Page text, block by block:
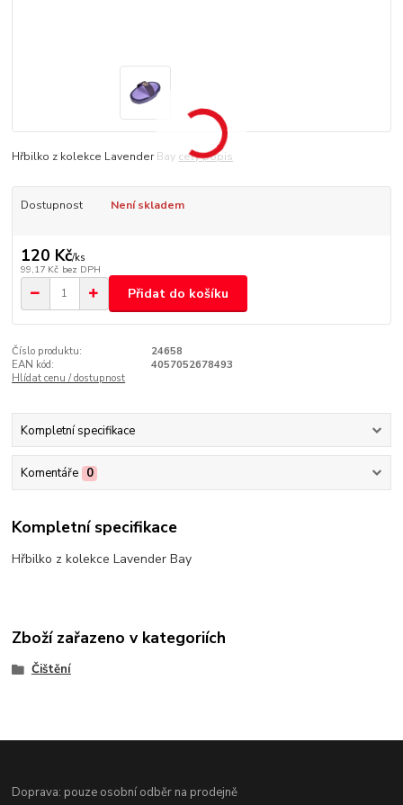
Hřbilko z kolekce Lavender Bay celý popis
Dostupnost Není skladem
120 Kč/ks
99,17 Kč bez DPH
Přidat do košíku
Číslo produktu:
24658
EAN kód:
4057052678493
Hlídat cenu / dostupnost
Kompletní specifikace
Komentáře 0
Kompletní specifikace
Hřbilko z kolekce Lavender Bay
Zboží zařazeno v kategoriích
Čištění
Doprava: pouze osobní odběr na prodejně